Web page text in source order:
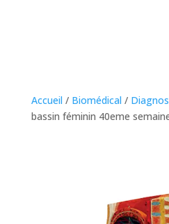
Accueil / Biomédical /
bassin féminin 40eme